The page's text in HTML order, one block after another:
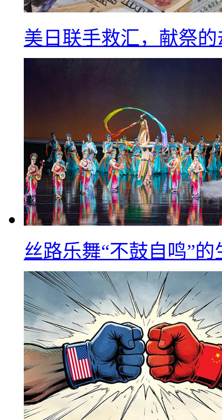
美日联手救汇，献祭
丝路乐舞“不鼓自鸣”